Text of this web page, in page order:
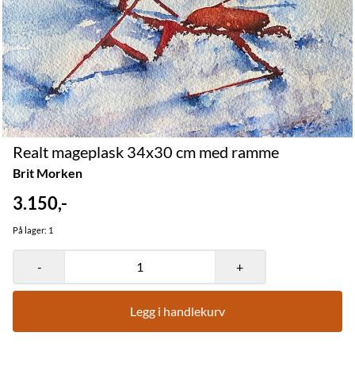
Realt mageplask 34x30 cm med ramme
Brit Morken
3.150,-
På lager: 1
- +
Legg i handlekurv